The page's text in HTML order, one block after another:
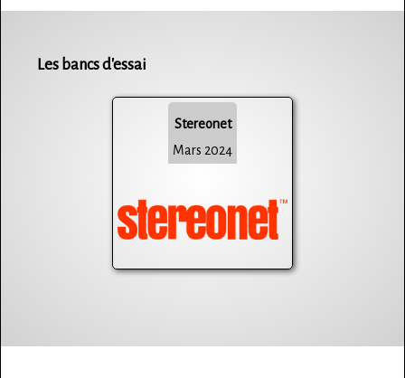
Les bancs d'essai
Stereonet
Mars 2024